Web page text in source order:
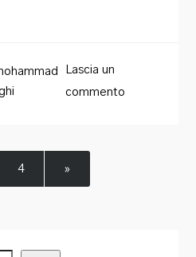
Lascia un
commento
4 »